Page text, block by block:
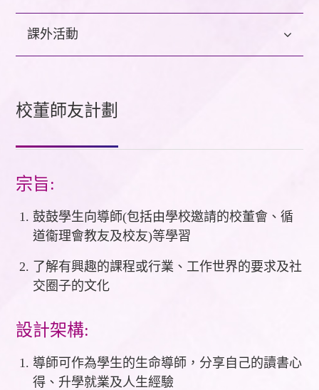
課外活動
校董師友計劃
宗旨:
鼓鼓學生向導師(包括由學校邀請的校董會、循
道衞理會教友及校友)等學習
了解有興趣的課程或行業、工作世界的要求及社
交圈子的文化
設計架構:
導師可作為學生的生命導師，分享自己的讀書心
得、升學就業及人生經驗